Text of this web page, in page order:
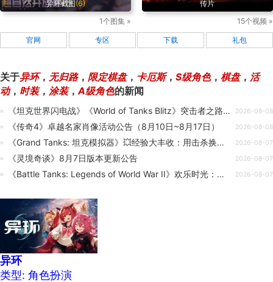
异环截图(6)
1个图集 »
传片
15个视频 »
官网 专区 下载 礼包
关于异环， 无归路， 限定棋盘， 卡厄斯， S级角色， 棋盘， 活
动， 时装， 涂装，A级角色的新闻
《坦克世界闪电战》《World of Tanks Blitz》突击者之路活动 2026-08-08
《传奇4》卓越名家肖像活动公告（8月10日~8月17日） 2026-08-08
《Grand Tanks: 坦克模拟器》💥经验大丰收：用击杀换取海量经验！ 2026-08-07
《灵境奇谈》8月7日版本更新公告 2026-08-07
《Battle Tanks: Legends of World War II》欢乐时光：我们拆掉了限速器！ 2026-08-07
异环
类型: 角色扮演